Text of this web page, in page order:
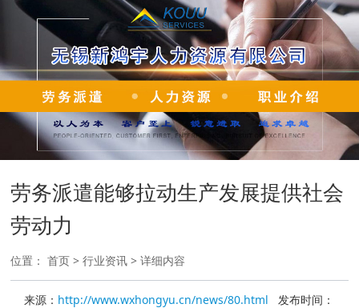
劳务派遣能够拉动生产发展提供社会
劳动力
位置：首页 >行业资讯 > 详细内容
来源： http://www.wxhongyu.cn/news/80.html 发布时间：